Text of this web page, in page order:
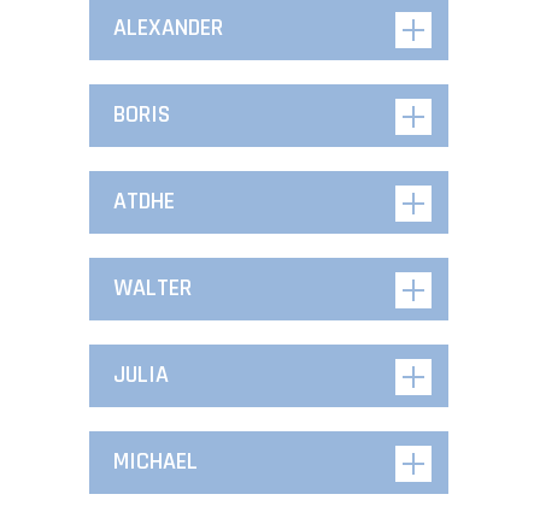
ALEXANDER
BORIS
ATDHE
WALTER
JULIA
MICHAEL